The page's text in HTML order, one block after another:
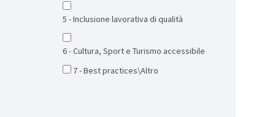
5 - Inclusione lavorativa di qualità
6 - Cultura, Sport e Turismo accessibile
7 - Best practices\Altro